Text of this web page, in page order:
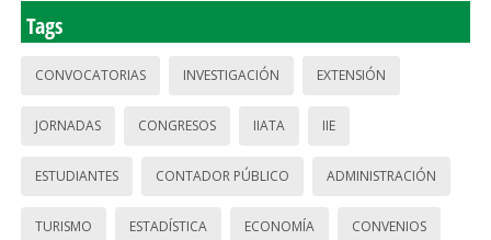
Tags
CONVOCATORIAS INVESTIGACIÓN EXTENSIÓN
JORNADAS CONGRESOS IIATA IIE
ESTUDIANTES CONTADOR PÚBLICO ADMINISTRACIÓN
TURISMO ESTADÍSTICA ECONOMÍA CONVENIOS